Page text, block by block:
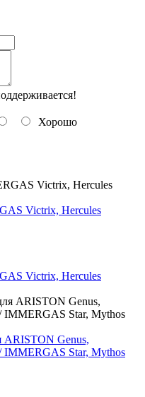
Хорошо
Victrix, Hercules
Victrix, Hercules
ARISTON Genus,
IMMERGAS Star, Mythos